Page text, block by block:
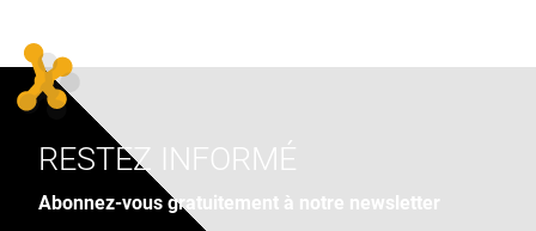
RESTEZ INFORMÉ
Abonnez-vous gratuitement à notre newsletter